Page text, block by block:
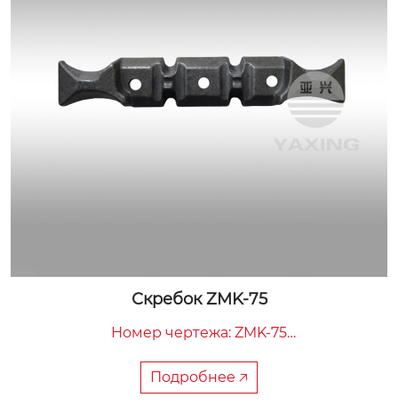
E-образный болт 113S011208-2
Номер чертежа: 113S011208-2
Расстояние между центрами: 137,5 мм
Вес: 3 кг
Подробнее 🡥